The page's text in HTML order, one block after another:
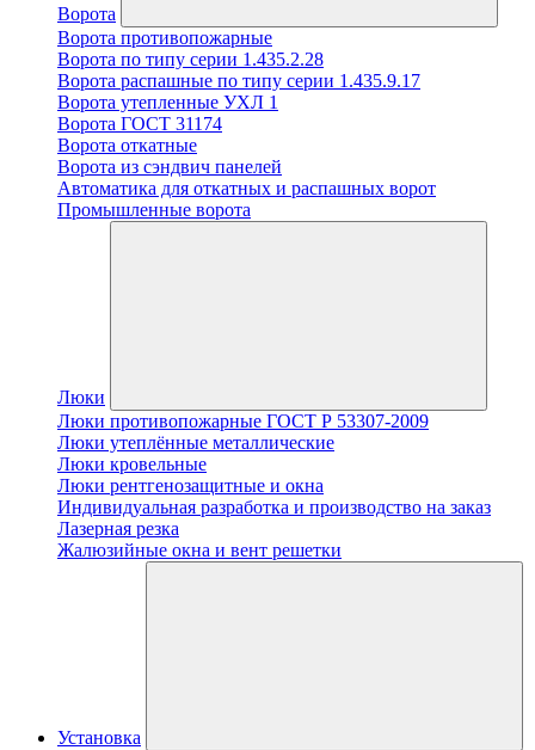
Ворота
Ворота противопожарные
Ворота по типу серии 1.435.2.28
Ворота распашные по типу серии 1.435.9.17
Ворота утепленные УХЛ 1
Ворота ГОСТ 31174
Ворота откатные
Ворота из сэндвич панелей
Автоматика для откатных и распашных ворот
Промышленные ворота
Люки
Люки противопожарные ГОСТ Р 53307-2009
Люки утеплённые металлические
Люки кровельные
Люки рентгенозащитные и окна
Индивидуальная разработка и производство на заказ
Лазерная резка
Жалюзийные окна и вент решетки
Установка